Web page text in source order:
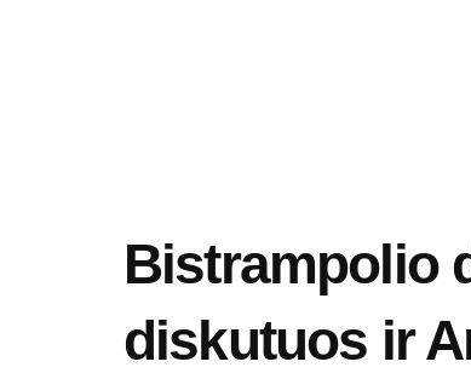
Bistrampolio
diskutuos ir